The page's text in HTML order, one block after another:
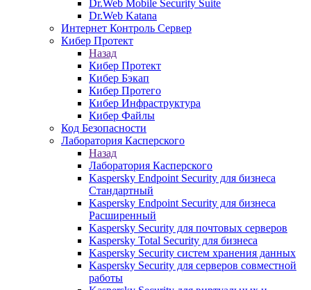
Dr.Web Mobile Security Suite
Dr.Web Katana
Интернет Контроль Сервер
Кибер Протект
Назад
Кибер Протект
Кибер Бэкап
Кибер Протего
Кибер Инфраструктура
Кибер Файлы
Код Безопасности
Лаборатория Касперского
Назад
Лаборатория Касперского
Kaspersky Endpoint Security для бизнеса
Стандартный
Kaspersky Endpoint Security для бизнеса
Расширенный
Kaspersky Security для почтовых серверов
Kaspersky Total Security для бизнеса
Kaspersky Security систем хранения данных
Kaspersky Security для серверов совместной
работы